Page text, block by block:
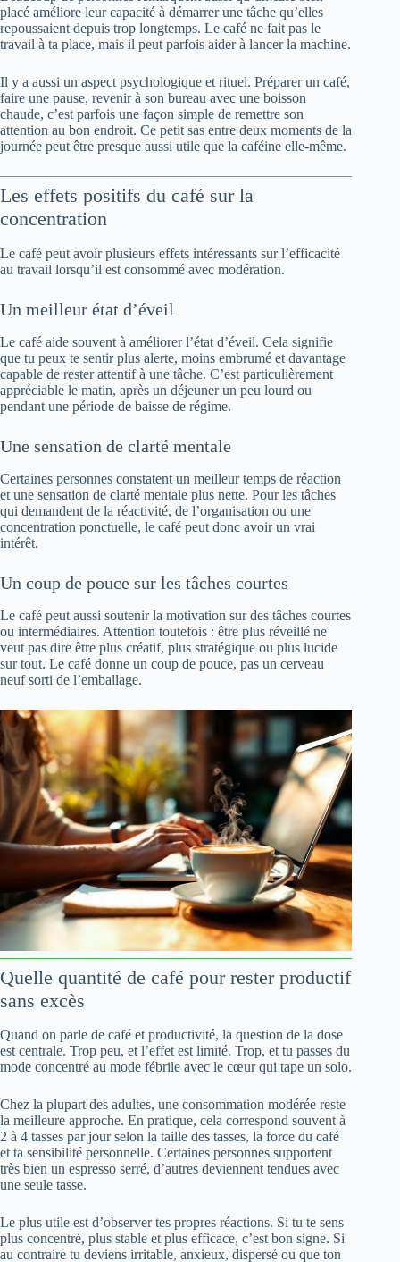
placé améliore leur capacité à démarrer une tâche qu’elles
repoussaient depuis trop longtemps. Le café ne fait pas le
travail à ta place, mais il peut parfois aider à lancer la machine.
Il y a aussi un aspect psychologique et rituel. Préparer un café,
faire une pause, revenir à son bureau avec une boisson
chaude, c’est parfois une façon simple de remettre son
attention au bon endroit. Ce petit sas entre deux moments de la
journée peut être presque aussi utile que la caféine elle-même.
Les effets positifs du café sur la
concentration
Le café peut avoir plusieurs effets intéressants sur l’efficacité
au travail lorsqu’il est consommé avec modération.
Un meilleur état d’éveil
Le café aide souvent à améliorer l’état d’éveil. Cela signifie
que tu peux te sentir plus alerte, moins embrumé et davantage
capable de rester attentif à une tâche. C’est particulièrement
appréciable le matin, après un déjeuner un peu lourd ou
pendant une période de baisse de régime.
Une sensation de clarté mentale
Certaines personnes constatent un meilleur temps de réaction
et une sensation de clarté mentale plus nette. Pour les tâches
qui demandent de la réactivité, de l’organisation ou une
concentration ponctuelle, le café peut donc avoir un vrai
intérêt.
Un coup de pouce sur les tâches courtes
Le café peut aussi soutenir la motivation sur des tâches courtes
ou intermédiaires. Attention toutefois : être plus réveillé ne
veut pas dire être plus créatif, plus stratégique ou plus lucide
sur tout. Le café donne un coup de pouce, pas un cerveau
neuf sorti de l’emballage.
Quelle quantité de café pour rester productif
sans excès
Quand on parle de café et productivité, la question de la dose
est centrale. Trop peu, et l’effet est limité. Trop, et tu passes du
mode concentré au mode fébrile avec le cœur qui tape un solo.
Chez la plupart des adultes, une consommation modérée reste
la meilleure approche. En pratique, cela correspond souvent à
2 à 4 tasses par jour selon la taille des tasses, la force du café
et ta sensibilité personnelle. Certaines personnes supportent
très bien un espresso serré, d’autres deviennent tendues avec
une seule tasse.
Le plus utile est d’observer tes propres réactions. Si tu te sens
plus concentré, plus stable et plus efficace, c’est bon signe. Si
au contraire tu deviens irritable, anxieux, dispersé ou que ton